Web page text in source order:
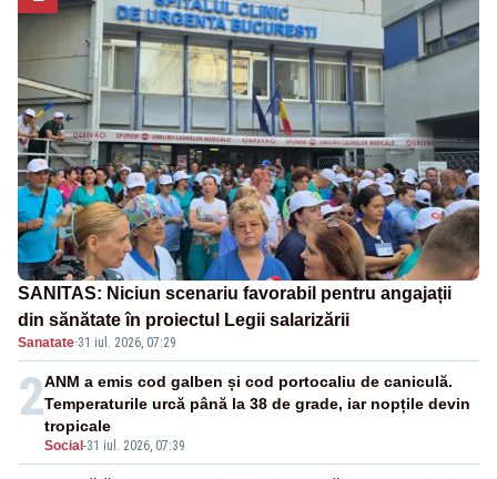
SANITAS: Niciun scenariu favorabil pentru angajații
din sănătate în proiectul Legii salarizării
Sanatate·31 iul. 2026, 07:29
2
Social -31 iul. 2026, 07:39
ANM a emis cod galben și cod portocaliu de caniculă.
Temperaturile urcă până la 38 de grade, iar nopțile devin
tropicale